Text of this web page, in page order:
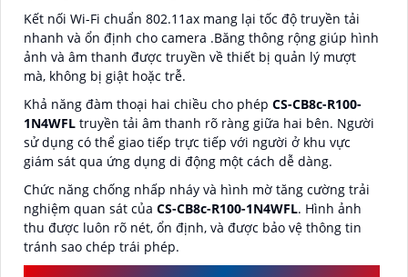
Kết nối Wi-Fi chuẩn 802.11ax mang lại tốc độ truyền tải
nhanh và ổn định cho camera .Băng thông rộng giúp hình
ảnh và âm thanh được truyền về thiết bị quản lý mượt
mà, không bị giật hoặc trễ.
Khả năng đàm thoại hai chiều cho phép CS-CB8c-R100-
1N4WFL truyền tải âm thanh rõ ràng giữa hai bên. Người
sử dụng có thể giao tiếp trực tiếp với người ở khu vực
giám sát qua ứng dụng di động một cách dễ dàng.
Chức năng chống nhấp nháy và hình mờ tăng cường trải
nghiệm quan sát của CS-CB8c-R100-1N4WFL. Hình ảnh
thu được luôn rõ nét, ổn định, và được bảo vệ thông tin
tránh sao chép trái phép.